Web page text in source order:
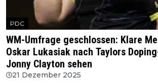
PDC
WM-Umfrage geschlossen: Klare
Oskar Lukasiak nach Taylors
Jonny Clayton sehen
21 Dezember 2025